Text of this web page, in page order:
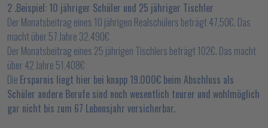
2 .Beispiel: 10 jähriger Schüler und 25 jähriger Tischler
Der Monatsbeitrag eines 10 jährigen Realschülers beträgt 47,50€. Das
macht über 57 Jahre 32.490€
Der Monatsbeitrag eines 25 jährigen Tischlers beträgt 102€. Das macht
über 42 Jahre 51.408€
Die Ersparnis liegt hier bei knapp 19.000€ beim Abschluss als
Schüler andere Berufe sind noch wesentlich teurer und wohlmöglich
gar nicht bis zum 67 Lebensjahr versicherbar.